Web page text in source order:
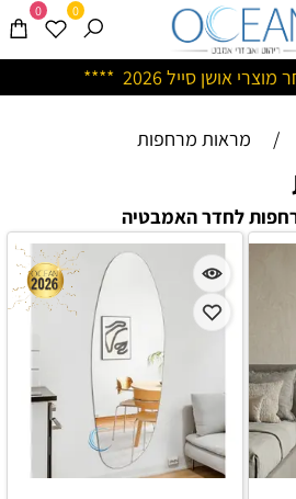
מוצרי אושן סייל 2026 ****
0 0
/ מראות מרחפות
לחדר האמבטיה